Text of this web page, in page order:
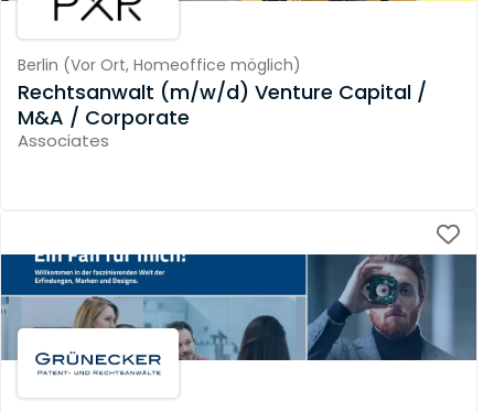
Berlin (Vor Ort, Homeoffice möglich)
Rechtsanwalt (m/w/d) Venture Capital /
M&A / Corporate
Associates